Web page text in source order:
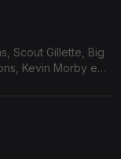
Scout Gillette, Big
Kevin Morby e